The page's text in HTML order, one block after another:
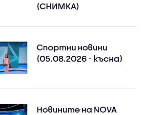
(СНИМКА)
Спортни новини
(05.08.2026 - късна)
Новините на NOVA